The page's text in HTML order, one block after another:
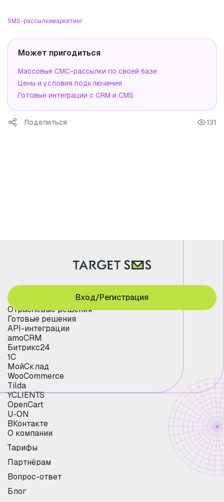
SMS-рассылкимаркетинг
Может пригодиться
Массовые СМС-рассылки по своей базе
Цены и условия подключения
Готовые интеграции с CRM и CMS
Поделиться 131
Отраслевые решения
Готовые решения
API-интеграции
amoCRM
Битрикс24
1С
МойСклад
WooCommerce
Tilda
YCLIENTS
OpenCart
U-ON
ВКонтакте
О компании
Тарифы
Партнёрам
Вопрос-ответ
Блог
Вход/Регистрация